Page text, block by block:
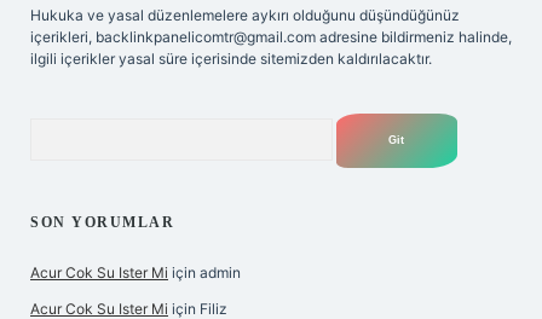
Hukuka ve yasal düzenlemelere aykırı olduğunu düşündüğünüz
içerikleri, backlinkpanelicomtr@gmail.com adresine bildirmeniz halinde,
ilgili içerikler yasal süre içerisinde sitemizden kaldırılacaktır.
SON YORUMLAR
Acur Cok Su Ister Mi için admin
Acur Cok Su Ister Mi için Filiz